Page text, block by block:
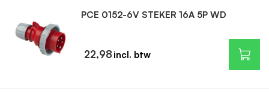
PCE 0152-6V STEKER 16A 5P WD
22,98